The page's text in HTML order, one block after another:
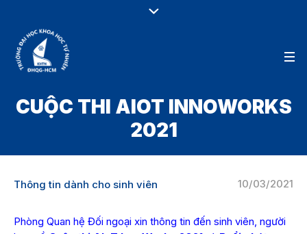
CUỘC THI AIOT INNOWORKS
2021
10/03/2021
Thông tin dành cho sinh viên
Phòng Quan hệ Đối ngoại xin thông tin đến sinh viên, người